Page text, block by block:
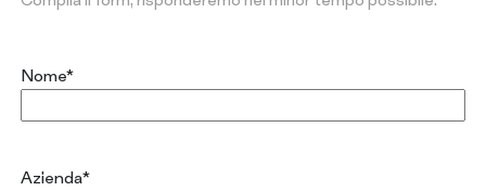
INSIGHTS
CERTIFICAZIONI
Nome*
Azienda*